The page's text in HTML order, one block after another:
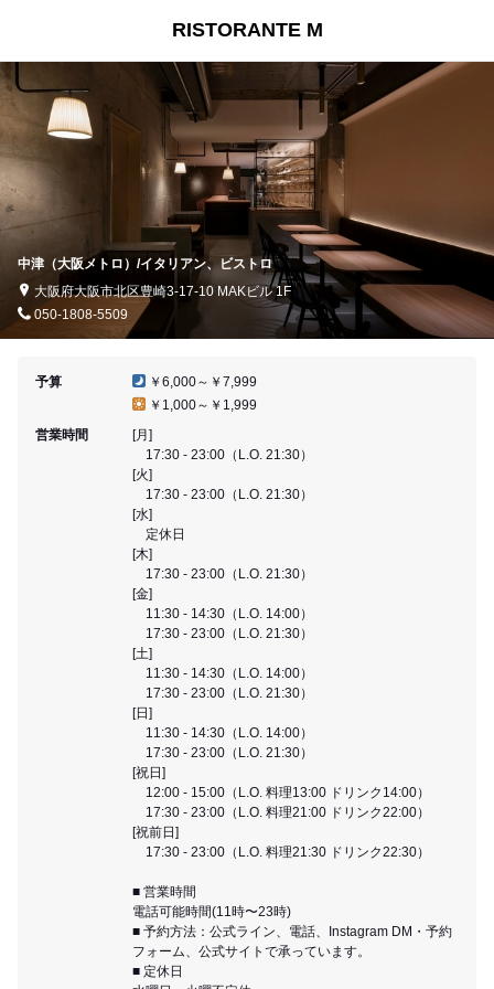
RISTORANTE M
中津（大阪メトロ）/イタリアン、ビストロ
大阪府大阪市北区豊崎3-17-10 MAKビル 1F
050-1808-5509
予算
￥6,000～￥7,999
￥1,000～￥1,999
営業時間
[月]
17:30 - 23:00（L.O. 21:30）
[火]
17:30 - 23:00（L.O. 21:30）
[水]
定休日
[木]
17:30 - 23:00（L.O. 21:30）
[金]
11:30 - 14:30（L.O. 14:00）
17:30 - 23:00（L.O. 21:30）
[土]
11:30 - 14:30（L.O. 14:00）
17:30 - 23:00（L.O. 21:30）
[日]
11:30 - 14:30（L.O. 14:00）
17:30 - 23:00（L.O. 21:30）
[祝日]
12:00 - 15:00（L.O. 料理13:00 ドリンク14:00）
17:30 - 23:00（L.O. 料理21:00 ドリンク22:00）
[祝前日]
17:30 - 23:00（L.O. 料理21:30 ドリンク22:30）
■ 営業時間
電話可能時間(11時〜23時)
■ 予約方法：公式ライン、電話、Instagram DM・予約
フォーム、公式サイトで承っています。
■ 定休日